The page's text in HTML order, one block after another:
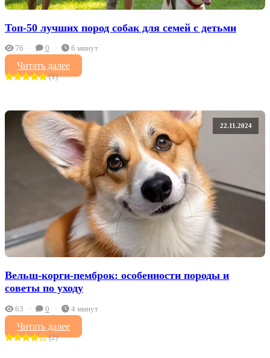
Топ-50 лучших пород собак для семей с детьми
76 0 6 минут
Читать далее
(1)
22.11.2024
Вельш-корги-пемброк: особенности породы и
советы по уходу
63 0 4 минут
Читать далее
(2)